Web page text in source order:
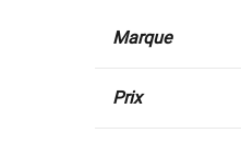
Marque
Prix